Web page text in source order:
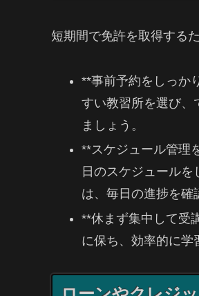
短期間で免許を取得する
**事前予約をしっか
すい教習所を選び、
ましょう。
**スケジュール管理
日のスケジュール
は、毎日の進捗を確
**休まず集中して受
に保ち、効率的に学